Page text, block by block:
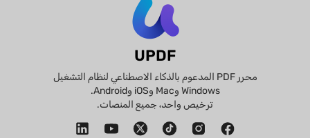
UPDF
محرر PDF المدعوم بالذكاء الاصطناعي لنظام التشغيل
Windows وMac وiOS وAndroid.
ترخيص واحد، جميع المنصات.